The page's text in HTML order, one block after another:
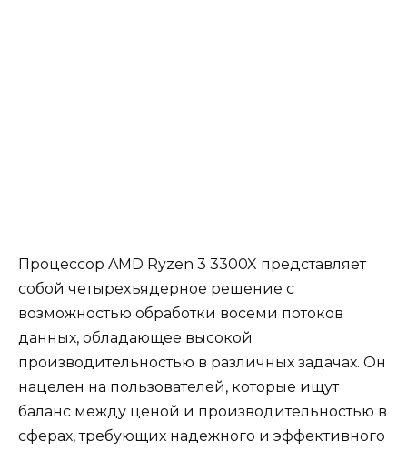
Процессор AMD Ryzen 3 3300X представляет
собой четырехъядерное решение с
возможностью обработки восеми потоков
данных, обладающее высокой
производительностью в различных задачах. Он
нацелен на пользователей, которые ищут
баланс между ценой и производительностью в
сферах, требующих надежного и эффективного